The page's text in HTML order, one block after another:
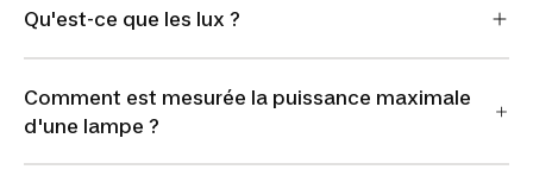
Qu'est-ce que les lux ?
Comment est mesurée la puissance maximale
d'une lampe ?